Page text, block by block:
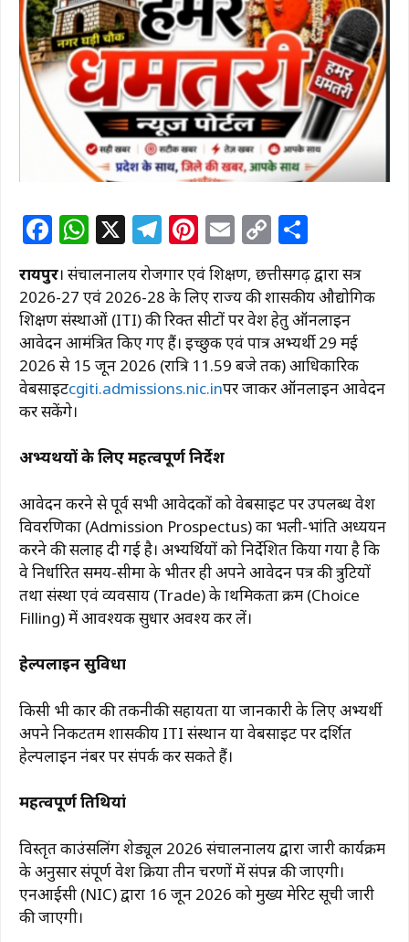
F
c
e
b
o
o
W
at
s
A
p
p
X T
e
g
ra
m
Pi
n
te
re
st
E
ai
l
C
o
p
y
Li
n
k
ar
e
रायपुर। संचालनालय रोजगार एवं प्रशिक्षण, छत्तीसगढ़ द्वारा सत्र
2026-27 एवं 2026-28 के लिए राज्य की शासकीय औद्योगिक
प्रशिक्षण संस्थाओं (ITI) की रिक्त सीटों पर प्रवेश हेतु ऑनलाइन
आवेदन आमंत्रित किए गए हैं। इच्छुक एवं पात्र अभ्यर्थी 29 मई
2026 से 15 जून 2026 (रात्रि 11.59 बजे तक) आधिकारिक
वेबसाइटcgiti.admissions.nic.inपर जाकर ऑनलाइन आवेदन
कर सकेंगे।
अभ्यर्थियों के लिए महत्वपूर्ण निर्देश
आवेदन करने से पूर्व सभी आवेदकों को वेबसाइट पर उपलब्ध प्रवेश
विवरणिका (Admission Prospectus) का भली-भांति अध्ययन
करने की सलाह दी गई है। अभ्यर्थियों को निर्देशित किया गया है कि
वे निर्धारित समय-सीमा के भीतर ही अपने आवेदन पत्र की त्रुटियों
तथा संस्था एवं व्यवसाय (Trade) के प्राथमिकता क्रम (Choice
Filling) में आवश्यक सुधार अवश्य कर लें।
हेल्पलाइन सुविधा
किसी भी प्रकार की तकनीकी सहायता या जानकारी के लिए अभ्यर्थी
अपने निकटतम शासकीय ITI संस्थान या वेबसाइट पर प्रदर्शित
हेल्पलाइन नंबर पर संपर्क कर सकते हैं।
महत्वपूर्ण तिथियां
विस्तृत काउंसलिंग शेड्यूल 2026 संचालनालय द्वारा जारी कार्यक्रम
के अनुसार संपूर्ण प्रवेश प्रक्रिया तीन चरणों में संपन्न की जाएगी।
एनआईसी (NIC) द्वारा 16 जून 2026 को मुख्य मेरिट सूची जारी
की जाएगी।